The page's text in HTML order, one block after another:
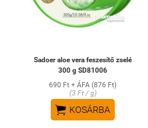
Sadoer aloe vera feszesítő zselé
300 g SD81006
690 Ft + ÁFA (876 Ft)
(3 Ft / g)
 KOSÁRBA